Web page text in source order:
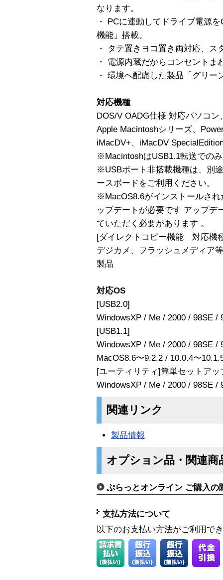
なります。
・ PCに連動してドライブ電源
機能」搭載。
・ タテ置きヨコ置き両対応、ス
・ 電源内蔵だからコンセントま
・ 環境へ配慮した製品「グリー
対応機種
DOS/V OADG仕様 対応パソコ
Apple Macintoshシリーズ、
iMacDV+、iMacDV
※MacintoshはUSB1.1転送での
※USBポート非搭載機種は、別
ースボードをご利用ください。
※MacOS8.6がインストールさ
ップデートが必要です アップデ
ていただく必要があります 。
[ダイレクトコピー機能 対応機
デジカメ、フラッシュメディア
製品
対応OS
[USB2.0]
WindowsXP / Me / 2000 / 98SE /
[USB1.1]
WindowsXP / Me / 2000 / 98SE /
MacOS8.6〜9.2.2 / 10.0.4〜
[ユーティリティ]簡単セットアッ
WindowsXP / Me / 2000 / 98SE /
関連リンク
製品情報
オプション品・関連商
ぷらっとオンライン ご購入の
支払方法について
以下のお支払い方法がご利用で